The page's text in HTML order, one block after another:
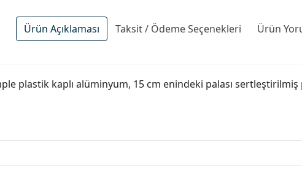
Ürün Açıklaması Taksit / Ödeme Seçenekleri Ürün
plastik kaplı alüminyum, 15 cm enindeki palası sertleştirilmiş